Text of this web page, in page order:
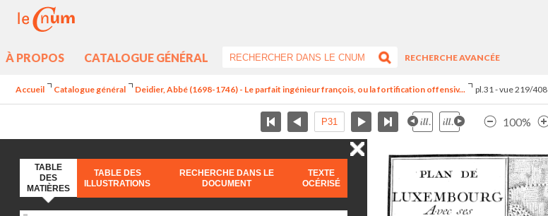
À PROPOS CATALOGUE GÉNÉRAL
RECHERCHE AVANCÉE
Accueil Catalogue général Deidier, Abbé (1698-1746) - Le parfait ingénieur françois, ou la fortification offensiv... pl.31 - vue 219/408
100%
TABLE
DES
MATIÈRES
TABLE DES
ILLUSTRATIONS
RECHERCHE DANS LE
DOCUMENT
TEXTE
OCÉRISÉ